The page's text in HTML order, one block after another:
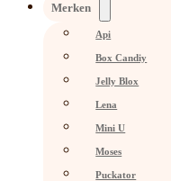
Merken
Api
Box Candiy
Jelly Blox
Lena
Mini U
Moses
Puckator